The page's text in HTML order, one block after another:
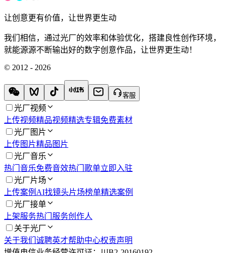
让创意更有价值，让世界更生动
我们相信，通过光厂的效率和体验优化，搭建良性创作环境，
就能源源不断输出好的数字创意作品，让世界更生动！
© 2012 - 2026
客服
光厂视频
上传视频精品视频精选专辑免费素材
光厂图片
上传图片精品图片
光厂音乐
热门音乐免费音效热门歌单立即入驻
光厂片场
上传案例 AI找镜头片场榜单精选案例
光厂接单
上架服务热门服务创作人
关于光厂
关于我们 诚聘英才帮助中心权责声明